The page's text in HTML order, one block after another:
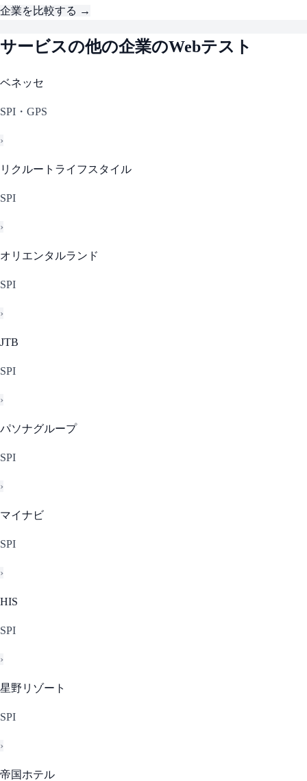
企業を比較する →
サービスの他の企業のWebテスト
ベネッセ
SPI・GPS
›
リクルートライフスタイル
SPI
›
オリエンタルランド
SPI
›
JTB
SPI
›
パソナグループ
SPI
›
マイナビ
SPI
›
HIS
SPI
›
星野リゾート
SPI
›
帝国ホテル